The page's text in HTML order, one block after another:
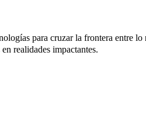
para cruzar la frontera entre
realidades impactantes.